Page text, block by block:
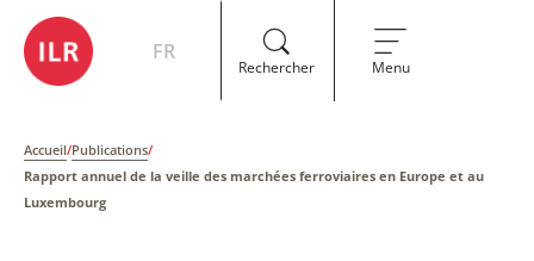
FR
Rechercher Menu
Accueil/Publications/
Rapport annuel de la veille des marchées ferroviaires en Europe et au
Luxembourg